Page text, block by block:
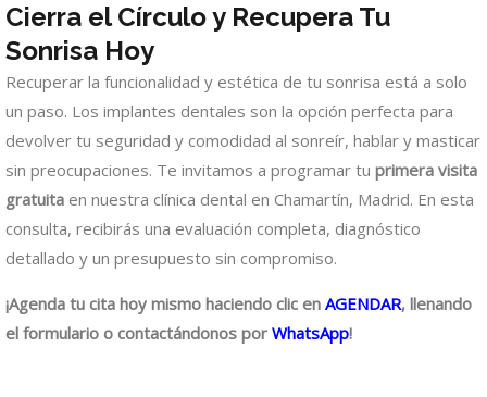
Cierra el Círculo y Recupera Tu
Sonrisa Hoy
Recuperar la funcionalidad y estética de tu sonrisa está a solo
un paso. Los implantes dentales son la opción perfecta para
devolver tu seguridad y comodidad al sonreír, hablar y masticar
sin preocupaciones. Te invitamos a programar tu primera visita
gratuita en nuestra clínica dental en Chamartín, Madrid. En esta
consulta, recibirás una evaluación completa, diagnóstico
detallado y un presupuesto sin compromiso.
¡Agenda tu cita hoy mismo haciendo clic en AGENDAR, llenando
el formulario o contactándonos por WhatsApp!